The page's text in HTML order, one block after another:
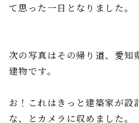
て思った一日となりました。
次の写真はその帰り道、愛知
建物です。
お！これはきっと建築家が設
な、とカメラに収めました。